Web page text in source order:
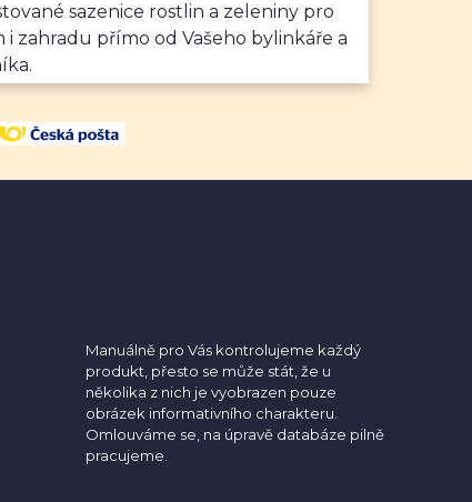
sazenice rostlin a zeleniny pro
i zahradu přímo od Vašeho bylinkáře a
Manuálně pro Vás kontrolujeme každý
produkt, přesto se může stát, že u
několika z nich je vyobrazen pouze
obrázek informativního charakteru.
Omlouváme se, na úpravě databáze pilně
pracujeme.